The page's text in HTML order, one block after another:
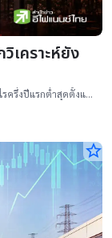
เคราะห์ยัง
รครึ่งปีแรกต่ำสุดตั้งแต่
ถือ" ยีลด์ปันผลสูง
star_border